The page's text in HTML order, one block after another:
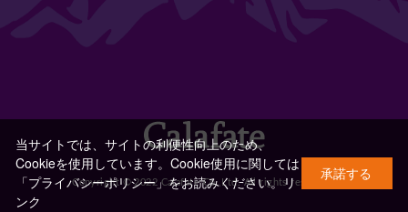
Copyright © 2022 Calafate Co.,Ltd. All rights reserved.
当サイトでは、サイトの利便性向上のため、
Cookieを使用しています。Cookie使用に関しては
「プライバシーポリシー」をお読みください。リ
ンク
承諾する